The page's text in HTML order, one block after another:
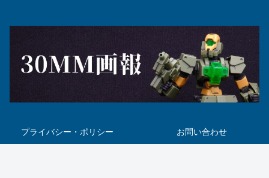
プライバシー・ポリシー お問い合わせ